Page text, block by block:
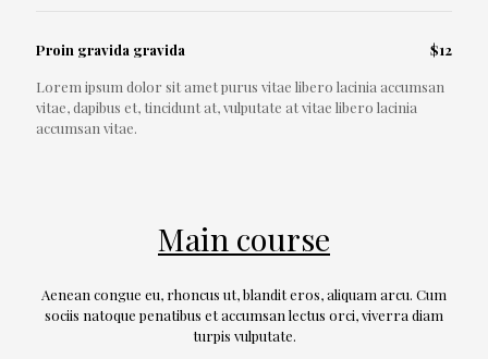
Proin gravida gravida
$12
Lorem ipsum dolor sit amet purus vitae libero lacinia accumsan
vitae, dapibus et, tincidunt at, vulputate at vitae libero lacinia
accumsan vitae.
Main course
Aenean congue eu, rhoncus ut, blandit eros, aliquam arcu. Cum
sociis natoque penatibus et accumsan lectus orci, viverra diam
turpis vulputate.